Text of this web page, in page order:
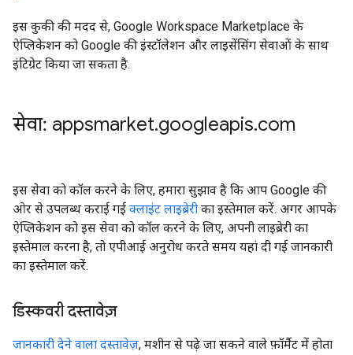
इस कुकी की मदद से, Google Workspace Marketplace के
ऐप्लिकेशन को Google की इंस्टॉलेशन और लाइसेंसिंग सेवाओं के साथ
इंटिग्रेट किया जा सकता है.
सेवा: appsmarket.googleapis.com
इस सेवा को कॉल करने के लिए, हमारा सुझाव है कि आप Google की
ओर से उपलब्ध कराई गई क्लाइंट लाइब्रेरी का इस्तेमाल करें. अगर आपके
ऐप्लिकेशन को इस सेवा को कॉल करने के लिए, अपनी लाइब्रेरी का
इस्तेमाल करना है, तो एपीआई अनुरोध करते समय यहां दी गई जानकारी
का इस्तेमाल करें.
डिस्कवरी दस्तावेज़
जानकारी देने वाला दस्तावेज़, मशीन से पढ़े जा सकने वाले फ़ॉर्मैट में होता